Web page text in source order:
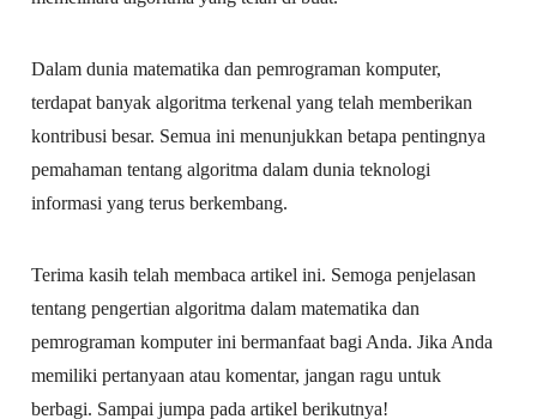
Dalam dunia matematika dan pemrograman komputer,
terdapat banyak algoritma terkenal yang telah memberikan
kontribusi besar. Semua ini menunjukkan betapa pentingnya
pemahaman tentang algoritma dalam dunia teknologi
informasi yang terus berkembang.
Terima kasih telah membaca artikel ini. Semoga penjelasan
tentang pengertian algoritma dalam matematika dan
pemrograman komputer ini bermanfaat bagi Anda. Jika Anda
memiliki pertanyaan atau komentar, jangan ragu untuk
berbagi. Sampai jumpa pada artikel berikutnya!